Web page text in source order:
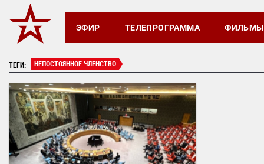
ЭФИР ТЕЛЕПРОГРАММА ФИЛЬМЫ
ТЕГИ: НЕПОСТОЯННОЕ ЧЛЕНСТВО